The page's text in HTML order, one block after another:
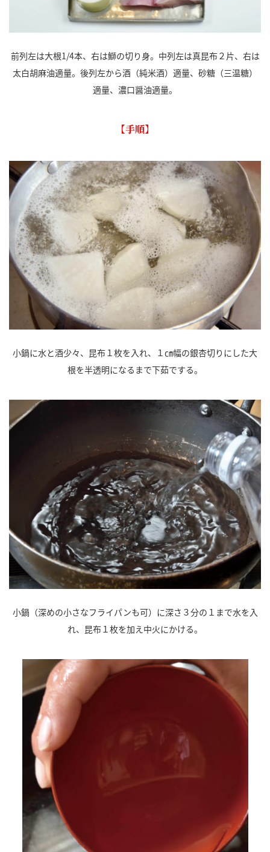
前列左は大根1/4本、右は鰤の切り身。中列左は真昆布２片、右は
太白胡麻油適量。後列左から酒（純米酒）適量、砂糖（三温糖）
適量、濃口醤油適量。
【手順】
小鍋に水と酒少々、昆布１枚を入れ、１㎝幅の銀杏切りにした大
根を半透明になるまで下茹でする。
小鍋（深めの小さなフライパンも可）に深さ３分の１まで水を入
れ、昆布１枚を加え中火にかける。